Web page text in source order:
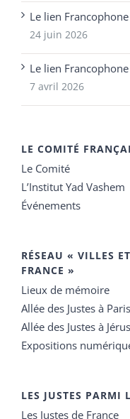
Le lien
24 juin 2026
Le lien
7 avril 2026
LE COMITÉ
Le Comité
L’Institut Yad Vashem
Événements
RÉSEAU « VILLES
FRANCE »
Lieux de mémoire
Allée des Justes à Paris
Allée des Justes à
Expositions
LES JUSTES PARMI
Les Justes de France